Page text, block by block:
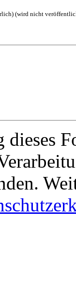
(wird nicht